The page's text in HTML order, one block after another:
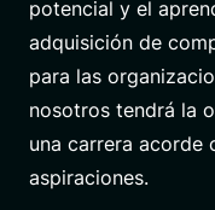
potencial y el
adquisición de
para las
nosotros tendrá la
una carrera acorde
aspiraciones.